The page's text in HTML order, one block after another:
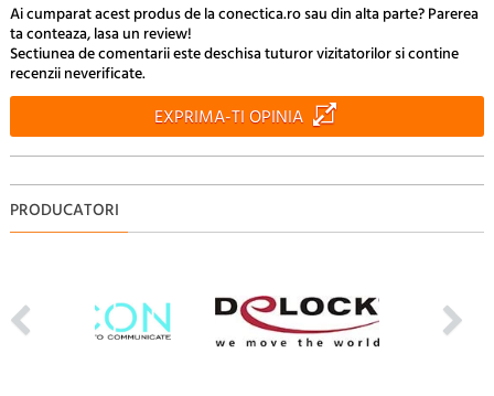
Ai cumparat acest produs de la conectica.ro sau din alta parte? Parerea
ta conteaza, lasa un review!
Sectiunea de comentarii este deschisa tuturor vizitatorilor si contine
recenzii neverificate.
EXPRIMA-TI OPINIA
PRODUCATORI